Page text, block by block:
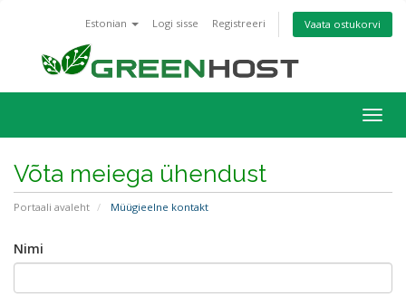
Estonian Logi sisse Registreeri Vaata ostukorvi
Võta meiega ühendust
Portaali avaleht Müügieelne kontakt
Nimi